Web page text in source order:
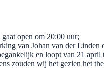
open om 20:00 uur;
van Johan van der Linden
en loopt van 21 april
zouden wij het gezien het